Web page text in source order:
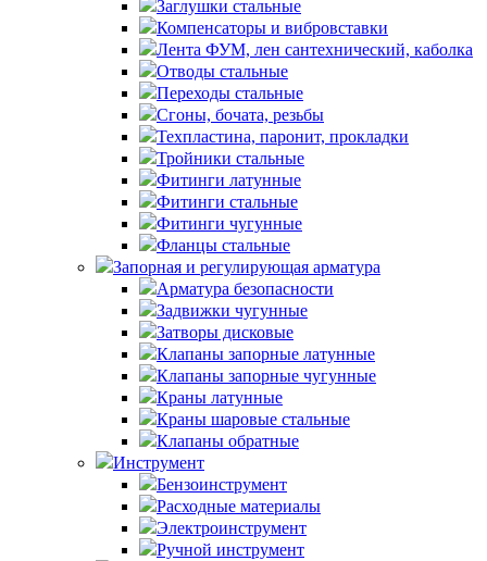
Заглушки стальные
Компенсаторы и вибровставки
Лента ФУМ, лен сантехнический, каболка
Отводы стальные
Переходы стальные
Сгоны, бочата, резьбы
Техпластина, паронит, прокладки
Тройники стальные
Фитинги латунные
Фитинги стальные
Фитинги чугунные
Фланцы стальные
Запорная и регулирующая арматура
Арматура безопасности
Задвижки чугунные
Затворы дисковые
Клапаны запорные латунные
Клапаны запорные чугунные
Краны латунные
Краны шаровые стальные
Клапаны обратные
Инструмент
Бензоинструмент
Расходные материалы
Электроинструмент
Ручной инструмент